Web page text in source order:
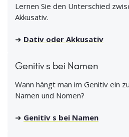
Lernen Sie den Unterschied
Akkusativ.
➜ Dativ oder Akkusativ
Genitiv s bei Namen
Wann hängt man im Genitiv ein
Namen und Nomen?
➜ Genitiv s bei Namen